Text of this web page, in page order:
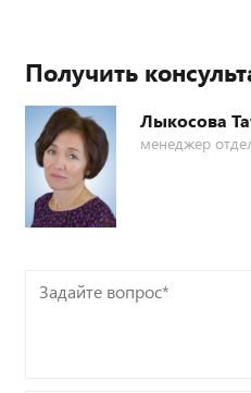
Получить
Лыкосова
менеджер
Задайте
вопрос*